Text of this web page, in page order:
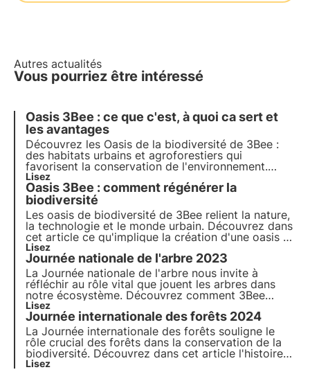
Autres actualités
Vous pourriez être intéressé
Oasis 3Bee : ce que c'est, à quoi ca sert et
les avantages
Découvrez les Oasis de la biodiversité de 3Bee :
des habitats urbains et agroforestiers qui
favorisent la conservation de l'environnement.
Grâce à la technologie 3Bee, les Oasis relient la
nature à l'entreprise et offrent une série
d'avantages. Participez au changement et
parrainez une Oasis.
Lisez
Oasis 3Bee : comment régénérer la
biodiversité
Les oasis de biodiversité de 3Bee relient la nature,
la technologie et le monde urbain. Découvrez dans
cet article ce qu'implique la création d'une oasis et
comment ces habitats urbains et agroforestiers
contribuent à la régénération de la biodiversité.
Lisez
Journée nationale de l'arbre 2023
La Journée nationale de l'arbre nous invite à
réfléchir au rôle vital que jouent les arbres dans
notre écosystème. Découvrez comment 3Bee
s'engage concrètement à planter des arbres
nectarifères pour fournir de la nourriture aux
insectes pollinisateurs et régénérer la biodiversité.
Lisez
Journée internationale des forêts 2024
La Journée internationale des forêts souligne le
rôle crucial des forêts dans la conservation de la
biodiversité. Découvrez dans cet article l'histoire
de la Journée mondiale des forêts, le thème de
Lisez